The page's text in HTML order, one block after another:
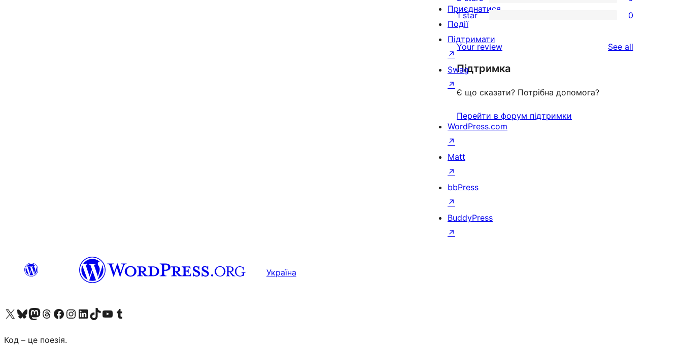
reviews
3-
star
0
2-
star
reviews
0
1-
star
reviews
1 star 0
Your review See all
Підтримка
Є що сказати? Потрібна допомога?
Перейти в форум підтримки
Приєднатися
Події
Підтримати
↗
Swag
↗
WordPress.com
↗
Matt
↗
bbPress
↗
BuddyPress
↗
Україна
Visit our X (formerly Twitter) account
Visit our Bluesky account
Завітайте до нашої стрічки в Mastodon
Visit our Threads account
Завітайте на нашу сторінку в Facebook
Visit our Instagram account
Visit our LinkedIn account
Visit our TikTok account
Visit our YouTube channel
Visit our Tumblr account
Код – це поезія.